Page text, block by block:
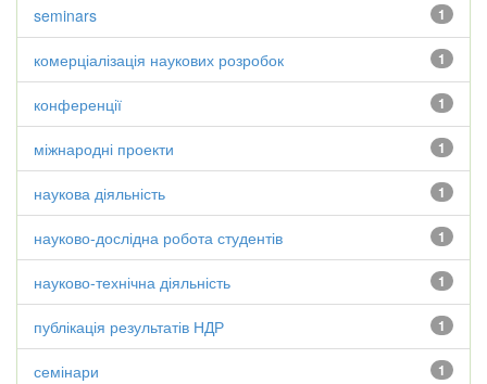
1
seminars
1
комерціалізація наукових розробок
1
конференції
1
міжнародні проекти
1
наукова діяльність
1
науково-дослідна робота студентів
1
науково-технічна діяльність
1
публікація результатів НДР
1
семінари